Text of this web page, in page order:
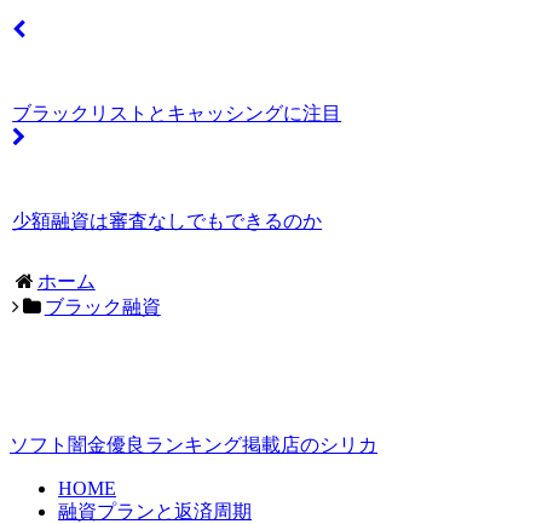
ブラックリストとキャッシングに注目
少額融資は審査なしでもできるのか
ホーム
ブラック融資
ソフト闇金優良ランキング掲載店のシリカ
HOME
融資プランと返済周期